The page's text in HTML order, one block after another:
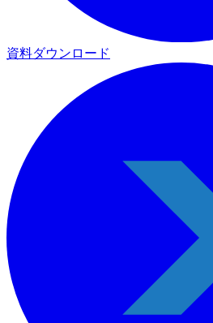
資料ダウンロード